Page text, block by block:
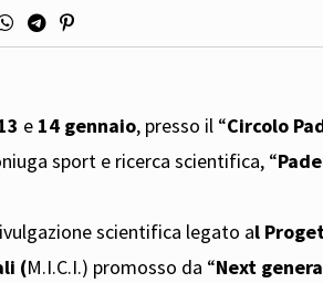
e14 gennaio, presso il “Circolo
sport e ricerca scientifica, “
scientifica legato al
(M.I.C.I.) promosso da “Next